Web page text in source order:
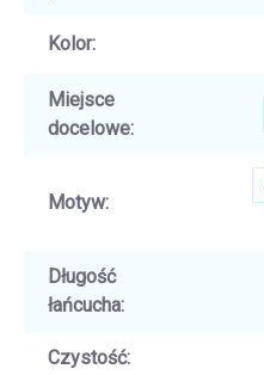
Kolor:
Miejsce
docelowe:
Motyw:
Długość
łańcucha:
Czystość: